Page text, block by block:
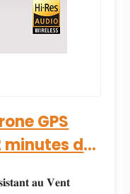
GPS
minutes de
𝐚𝐮 𝐕𝐞𝐧𝐭